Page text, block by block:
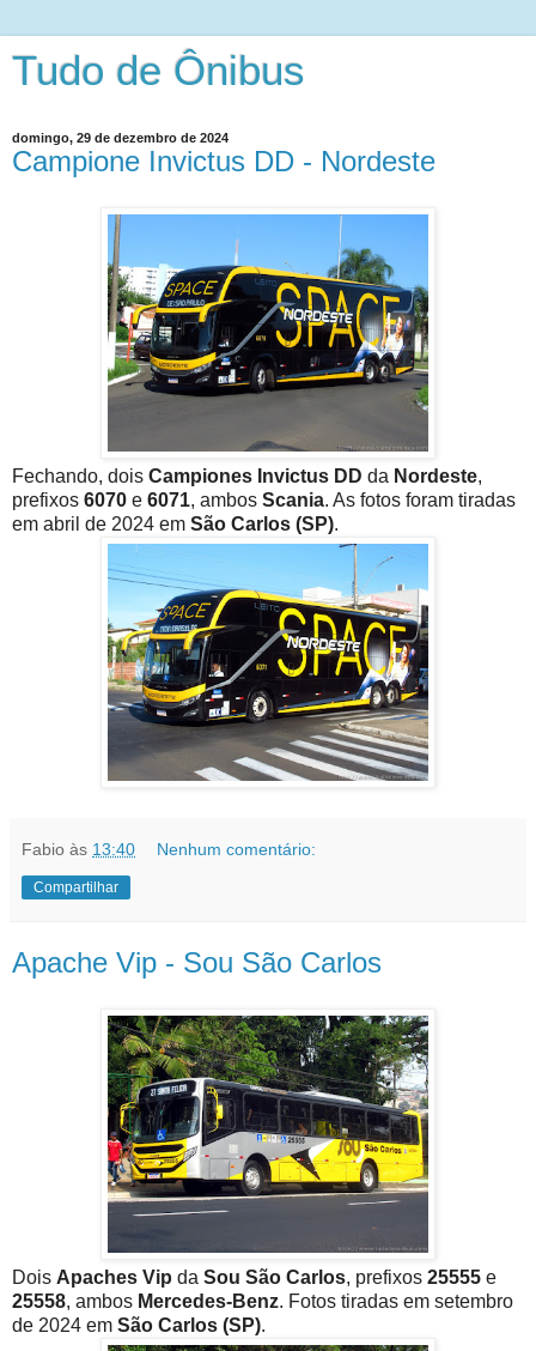
Tudo de Ônibus
domingo, 29 de dezembro de 2024
Campione Invictus DD - Nordeste
Fechando, dois Campiones Invictus DD da Nordeste,
prefixos 6070 e 6071, ambos Scania. As fotos foram tiradas
em abril de 2024 em São Carlos (SP).
Fabio às 13:40 Nenhum comentário:
Compartilhar
Apache Vip - Sou São Carlos
Dois Apaches Vip da Sou São Carlos, prefixos 25555 e
25558, ambos Mercedes-Benz. Fotos tiradas em setembro
de 2024 em São Carlos (SP).